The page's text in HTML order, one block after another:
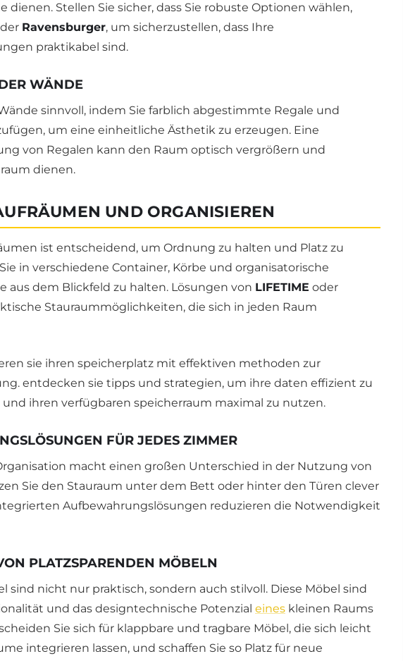
dienen. Stellen Sie sicher, dass Sie robuste Optionen wählen,
Ravensburger, um sicherzustellen, dass Ihre
praktikabel sind.
WÄNDE
sinnvoll, indem Sie farblich abgestimmte Regale und
um eine einheitliche Ästhetik zu erzeugen. Eine
von Regalen kann den Raum optisch vergrößern und
dienen.
UND ORGANISIEREN
ist entscheidend, um Ordnung zu halten und Platz zu
in verschiedene Container, Körbe und organisatorische
aus dem Blickfeld zu halten. Lösungen von LIFETIME oder
Stauraummöglichkeiten, die sich in jeden Raum
FÜR JEDES ZIMMER
macht einen großen Unterschied in der Nutzung von
Sie den Stauraum unter dem Bett oder hinter den Türen clever
Aufbewahrungslösungen reduzieren die Notwendigkeit
PLATZSPARENDEN MÖBELN
sind nicht nur praktisch, sondern auch stilvoll. Diese Möbel sind
und das designtechnische Potenzial eines kleinen Raums
Sie sich für klappbare und tragbare Möbel, die sich leicht
integrieren lassen, und schaffen Sie so Platz für neue